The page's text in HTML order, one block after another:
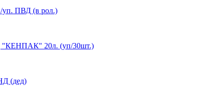
уп. ПВД (в рол.)
"КЕНПАК" 20л. (уп/30шт.)
(дед)